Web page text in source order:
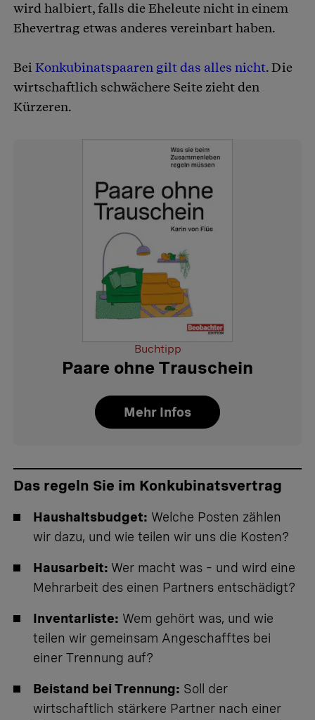
wird halbiert, falls die Eheleute nicht in einem
Ehevertrag etwas anderes vereinbart haben.
Bei Konkubinatspaaren gilt das alles nicht. Die
wirtschaftlich schwächere Seite zieht den
Kürzeren.
Buchtipp
Paare ohne Trauschein
Mehr Infos
Das regeln Sie im Konkubinatsvertrag
Haushaltsbudget: Welche Posten zählen
wir dazu, und wie teilen wir uns die Kosten?
Hausarbeit: Wer macht was – und wird eine
Mehrarbeit des einen Partners entschädigt?
Inventarliste: Wem gehört was, und wie
teilen wir gemeinsam Angeschafftes bei
einer Trennung auf?
Beistand bei Trennung: Soll der
wirtschaftlich stärkere Partner nach einer